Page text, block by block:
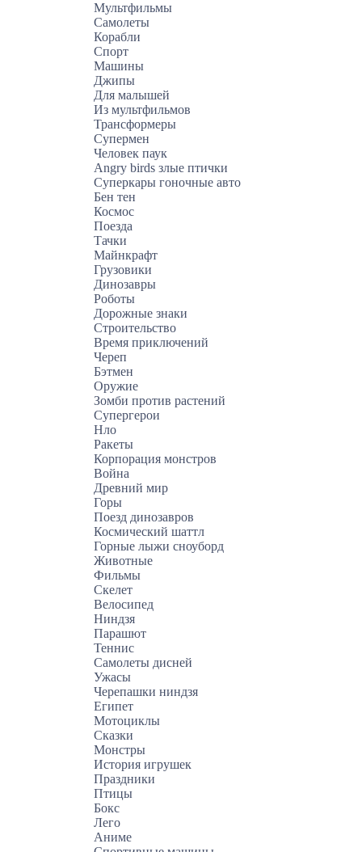
Мультфильмы
Самолеты
Корабли
Спорт
Машины
Джипы
Для малышей
Из мультфильмов
Трансформеры
Супермен
Человек паук
Angry birds злые птички
Суперкары гоночные авто
Бен тен
Космос
Поезда
Тачки
Майнкрафт
Грузовики
Динозавры
Роботы
Дорожные знаки
Строительство
Время приключений
Череп
Бэтмен
Оружие
Зомби против растений
Супергерои
Нло
Ракеты
Корпорация монстров
Война
Древний мир
Горы
Поезд динозавров
Космический шаттл
Горные лыжи сноуборд
Животные
Фильмы
Скелет
Велосипед
Ниндзя
Парашют
Теннис
Самолеты дисней
Ужасы
Черепашки ниндзя
Египет
Мотоциклы
Сказки
Монстры
История игрушек
Праздники
Птицы
Бокс
Лего
Аниме